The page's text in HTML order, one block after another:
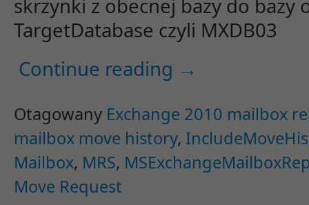
skrzynki z obecnej bazy do bazy
TargetDatabase czyli MXDB03
Continue reading →
Otagowany Exchange 2010 mailbox
mailbox move history,
Mailbox, MRS,
Move Request